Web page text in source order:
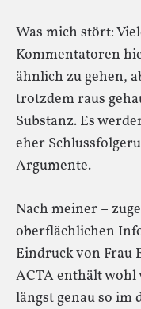
Was mich stört:
Kommentatoren
ähnlich zu gehen,
trotzdem raus
Substanz. Es
eher
Argumente.
Nach meiner –
oberflächlichen
Eindruck von Frau
ACTA enthält wohl
längst genau so im